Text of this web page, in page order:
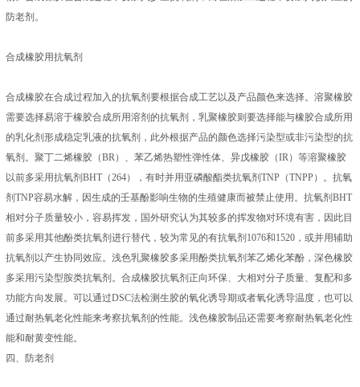
防老剂。
合成橡胶用抗氧剂
合成橡胶在合成过程加入的抗氧剂要根据合成工艺以及产品颜色来选择。溶聚橡胶
需要选择易溶于橡胶合成所用溶剂的抗氧剂，乳聚橡胶则要选择能与橡胶合成所用
的乳化剂形成稳定乳液的抗氧剂，此外根据产品的颜色选择污染型或非污染型的抗
氧剂。聚丁二烯橡胶（BR）、苯乙烯热塑性弹性体、异戊橡胶（IR）等溶聚橡胶
以前多采用抗氧剂BHT（264），有时并用亚磷酸酯类抗氧剂TNP（TNPP）。抗氧
剂TNP容易水解，因生成的壬基酚影响生物的生殖健康而被禁止使用。抗氧剂BHT
相对分子质量较小，容易挥发，国外研究认为其较多的挥发物对环境有害，因此目
前多采用其他酚类抗氧剂进行替代，较为常见的有抗氧剂1076和1520，或并用辅助
抗氧剂以产生协同效应。浅色乳聚橡胶多采用酚类抗氧剂苯乙烯化苯酚，深色橡胶
多采用污染型胺类抗氧剂。合成橡胶抗氧剂正向环保、大相对分子质量、复配和多
功能方向发展。可以通过DSC法检测生胶的氧化诱导期或者氧化诱导温度，也可以
通过耐热氧老化性能来考察抗氧剂的性能。浅色橡胶制品还需要考察耐热氧老化性
能和耐黄变性能。
四、防老剂